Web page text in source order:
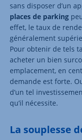
sans disposer d’un
places de parking
effet, le taux de
généralement
Pour obtenir de tels
acheter un bien
emplacement, en
demande est forte.
d’un tel
qu’il nécessite.
La souplesse